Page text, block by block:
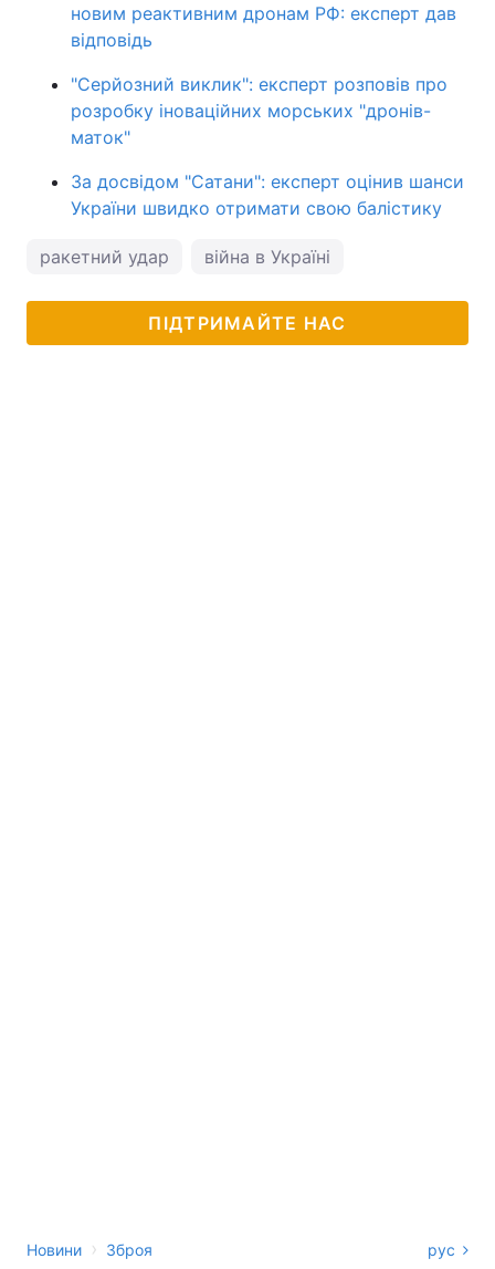
новим реактивним дронам РФ: експерт дав
відповідь
"Серйозний виклик": експерт розповів про
розробку іноваційних морських "дронів-
маток"
За досвідом "Сатани": експерт оцінив шанси
України швидко отримати свою балістику
ракетний удар війна в Україні
ПІДТРИМАЙТЕ НАС
Новини › Зброя рус